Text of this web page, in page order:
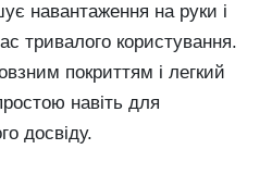
навантаження на руки і
тривалого користування.
покриттям і легкий
навіть для
досвіду.